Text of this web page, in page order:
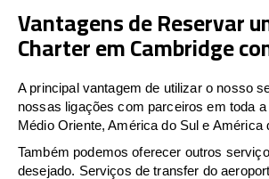
Vantagens de Reservar
Charter em Cambridge
A principal vantagem de utilizar o nosso
nossas ligações com parceiros em toda
Médio Oriente, América do Sul e América
Também podemos oferecer outros
desejado. Serviços de transfer do